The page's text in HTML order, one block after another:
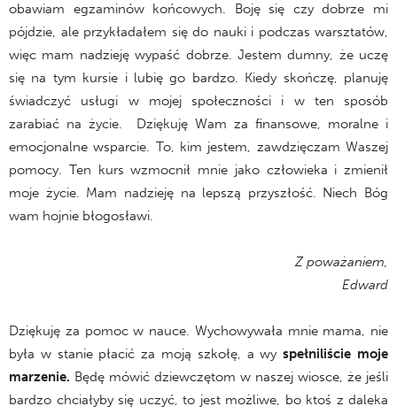
obawiam egzaminów końcowych. Boję się czy dobrze mi
pójdzie, ale przykładałem się do nauki i podczas warsztatów,
więc mam nadzieję wypaść dobrze. Jestem dumny, że uczę
się na tym kursie i lubię go bardzo. Kiedy skończę, planuję
świadczyć usługi w mojej społeczności i w ten sposób
zarabiać na życie. Dziękuję Wam za finansowe, moralne i
emocjonalne wsparcie. To, kim jestem, zawdzięczam Waszej
pomocy. Ten kurs wzmocnił mnie jako człowieka i zmienił
moje życie. Mam nadzieję na lepszą przyszłość. Niech Bóg
wam hojnie błogosławi.
Z poważaniem,
Edward
Dziękuję za pomoc w nauce. Wychowywała mnie mama, nie
była w stanie płacić za moją szkołę, a wyspełniliście moje
marzenie. Będę mówić dziewczętom w naszej wiosce, że jeśli
bardzo chciałyby się uczyć, to jest możliwe, bo ktoś z daleka